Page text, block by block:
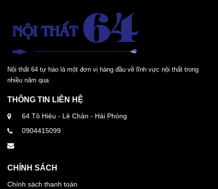
Nội thất 64 tự hào là một đơn vị hàng đầu về lĩnh vực nội thất trong
nhiều năm qua
THÔNG TIN LIÊN HỆ
64 Tô Hiệu - Lê Chân - Hải Phòng
0904415099
CHÍNH SÁCH
Chính sách thanh toán